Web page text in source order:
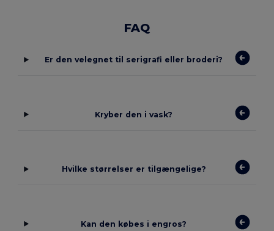
FAQ
Er den velegnet til serigrafi eller broderi?
Kryber den i vask?
Hvilke størrelser er tilgængelige?
Kan den købes i engros?